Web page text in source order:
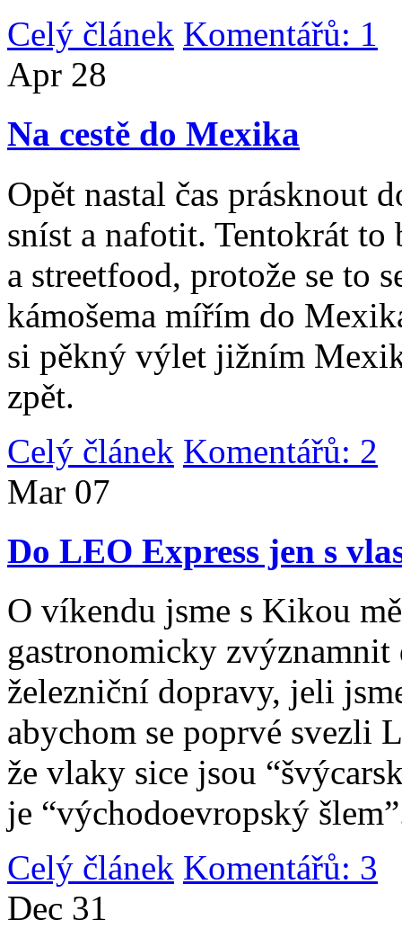
Celý článek Komentářů: 1
Apr 28
Na cestě do Mexika
Opět nastal čas prásknout
sníst a nafotit. Tentokrát
a streetfood, protože se to
kámošema mířím do
si pěkný výlet jižním
zpět.
Celý článek Komentářů: 2
Mar 07
Do LEO Express jen s
O víkendu jsme s Kikou
gastronomicky
železniční dopravy, jeli
abychom se poprvé svezli
že vlaky sice jsou
je “východoevropský
Celý článek Komentářů: 3
Dec 31